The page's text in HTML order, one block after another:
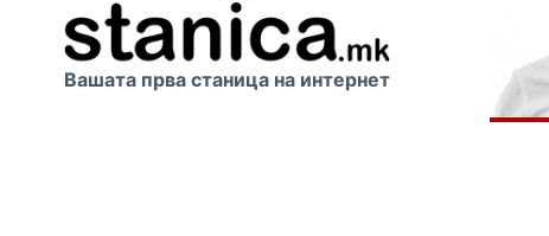
Вашата прва станица на интернет